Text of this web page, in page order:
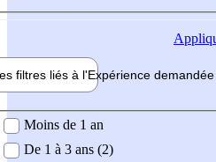
filtres liés à l'Expérience demandée
demandée
Moins de 1 an
De 1 à 3 ans (2)